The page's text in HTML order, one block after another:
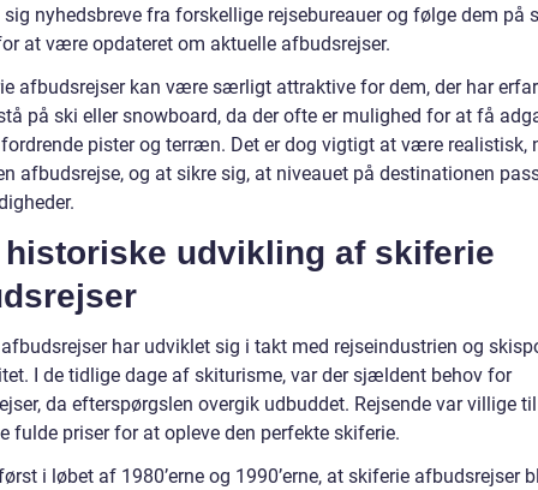
nyhedsbreve fra forskellige rejsebureauer og følge dem på
at være opdateret om aktuelle afbudsrejser.
afbudsrejser kan være særligt attraktive for dem, der har
på ski eller snowboard, da der ofte er mulighed for at få
pister og terræn. Det er dog vigtigt at være realistisk,
afbudsrejse, og at sikre sig, at niveauet på destinationen
historiske udvikling af skiferie
har udviklet sig i takt med rejseindustrien og
I de tidlige dage af skiturisme, var der sjældent behov for
da efterspørgslen overgik udbuddet. Rejsende var villige
fulde priser for at opleve den perfekte skiferie.
i løbet af 1980’erne og 1990’erne, at skiferie afbudsrejser